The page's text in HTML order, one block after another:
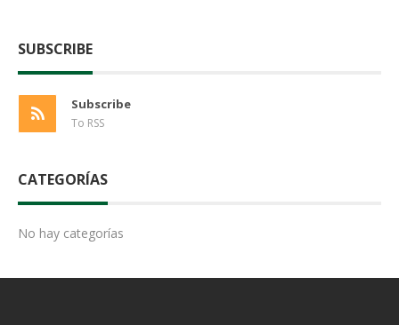
SUBSCRIBE
Subscribe
To RSS
CATEGORÍAS
No hay categorías